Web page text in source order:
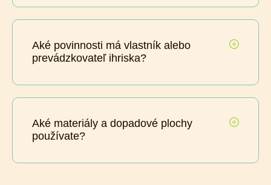
Aké povinnosti má vlastník alebo
prevádzkovateľ ihriska?
Aké materiály a dopadové plochy
používate?